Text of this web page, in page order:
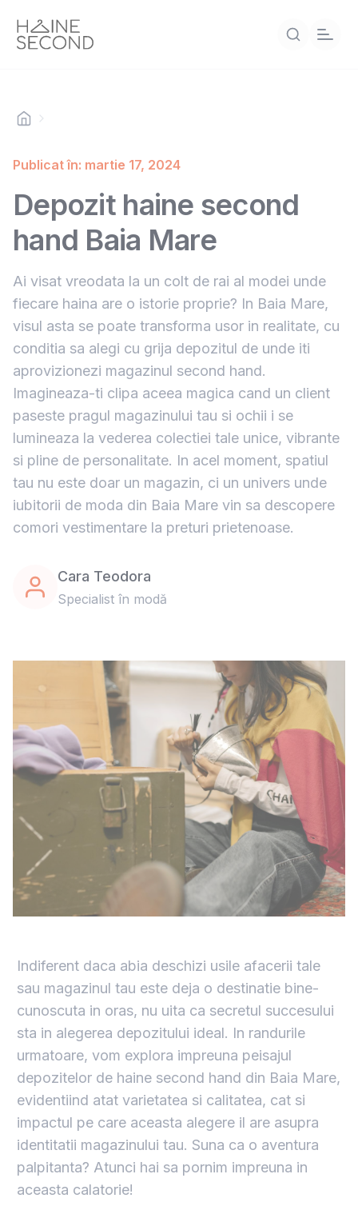
Publicat în: martie 17, 2024
Depozit haine second
hand Baia Mare
Ai visat vreodata la un colt de rai al modei unde
fiecare haina are o istorie proprie? In Baia Mare,
visul asta se poate transforma usor in realitate, cu
conditia sa alegi cu grija depozitul de unde iti
aprovizionezi magazinul second hand.
Imagineaza-ti clipa aceea magica cand un client
paseste pragul magazinului tau si ochii i se
lumineaza la vederea colectiei tale unice, vibrante
si pline de personalitate. In acel moment, spatiul
tau nu este doar un magazin, ci un univers unde
iubitorii de moda din Baia Mare vin sa descopere
comori vestimentare la preturi prietenoase.
Cara Teodora
Specialist în modă
Indiferent daca abia deschizi usile afacerii tale
sau magazinul tau este deja o destinatie bine-
cunoscuta in oras, nu uita ca secretul succesului
sta in alegerea depozitului ideal. In randurile
urmatoare, vom explora impreuna peisajul
depozitelor de haine second hand din Baia Mare,
evidentiind atat varietatea si calitatea, cat si
impactul pe care aceasta alegere il are asupra
identitatii magazinului tau. Suna ca o aventura
palpitanta? Atunci hai sa pornim impreuna in
aceasta calatorie!